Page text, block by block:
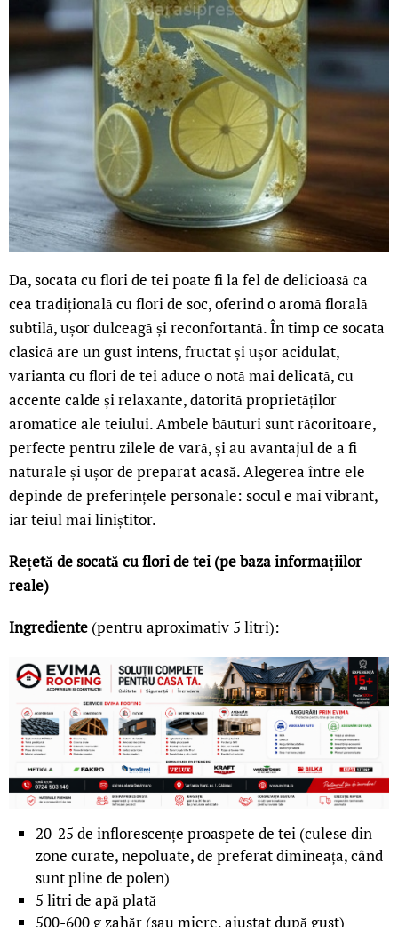
Da, socata cu flori de tei poate fi la fel de delicioasă ca
cea tradițională cu flori de soc, oferind o aromă florală
subtilă, ușor dulceagă și reconfortantă. În timp ce socata
clasică are un gust intens, fructat și ușor acidulat,
varianta cu flori de tei aduce o notă mai delicată, cu
accente calde și relaxante, datorită proprietăților
aromatice ale teiului. Ambele băuturi sunt răcoritoare,
perfecte pentru zilele de vară, și au avantajul de a fi
naturale și ușor de preparat acasă. Alegerea între ele
depinde de preferințele personale: socul e mai vibrant,
iar teiul mai liniștitor.
Rețetă de socată cu flori de tei (pe baza informațiilor
reale)
Ingrediente (pentru aproximativ 5 litri):
20-25 de inflorescențe proaspete de tei (culese din
zone curate, nepoluate, de preferat dimineața, când
sunt pline de polen)
5 litri de apă plată
500-600 g zahăr (sau miere, ajustat după gust)